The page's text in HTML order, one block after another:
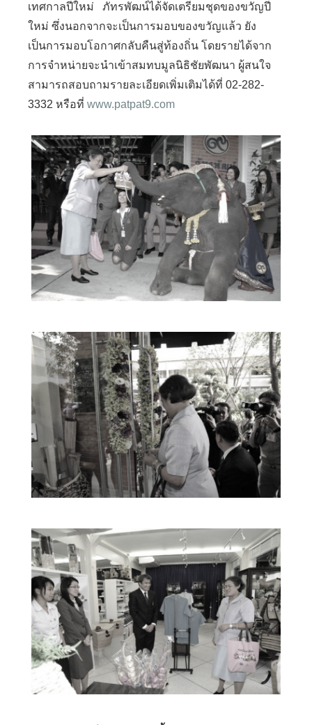
เทศกาลปีใหม่ ภัทรพัฒน์ได้จัดเตรียมชุดของขวัญปี
ใหม่ ซึ่งนอกจากจะเป็นการมอบของขวัญแล้ว ยัง
เป็นการมอบโอกาศกลับคืนสู่ท้องถิ่น โดยรายได้จาก
การจำหน่ายจะนำเข้าสมทบมูลนิธิชัยพัฒนา ผู้สนใจ
สามารถสอบถามรายละเอียดเพิ่มเติมได้ที่ 02-282-
3332 หรือที่ www.patpat9.com